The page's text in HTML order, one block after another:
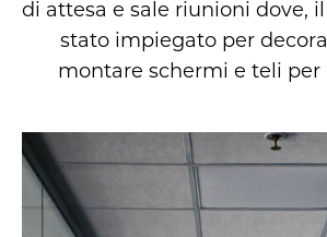
di attesa e sale riunioni dove,
stato impiegato per
montare schermi e teli per